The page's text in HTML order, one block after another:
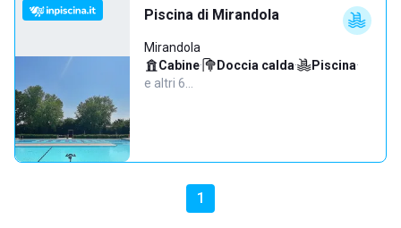
Piscina di Mirandola
Mirandola
Cabine· Doccia calda· Piscina·
e altri 6…
1